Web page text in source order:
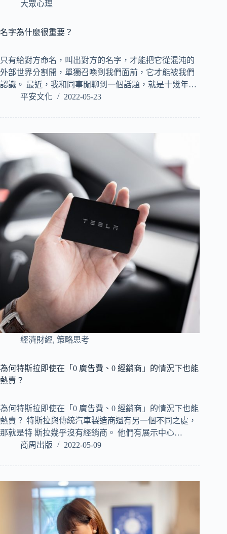
大眾心理
名字為什麼很重要？
只有給對方命名，叫出對方的名字，才能把它從混沌的
外部世界分割開，單獨召喚到我們面前，它才能被我們
認識。 最近，我和同事閒聊到一個話題，就是十幾年…
平安文化
2022-05-23
經濟財經, 策略思考
為何特斯拉即使在「0 廣告費、0 經銷商」的情況下也能
熱賣？
為何特斯拉即使在「0 廣告費、0 經銷商」的情況下也能
熱賣？ 特斯拉與傳統汽車製造商還有另一個不同之處，
那就是特 斯拉幾乎沒有經銷商。 他們有展示中心…
商周出版
2022-05-09